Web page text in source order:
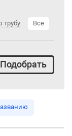
трубу
Все